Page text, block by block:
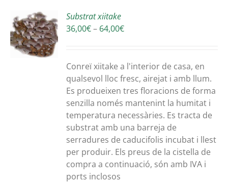
Substrat xiitake
36,00€– 64,00€Interval
36,00€
a
64,00€
Conreï xiitake a l'interior de casa, en
qualsevol lloc fresc, airejat i amb llum.
Es produeixen tres floracions de forma
senzilla només mantenint la humitat i
temperatura necessàries. Es tracta de
substrat amb una barreja de
serradures de caducifolis incubat i llest
per produir. Els preus de la cistella de
compra a continuació, són amb IVA i
ports inclosos